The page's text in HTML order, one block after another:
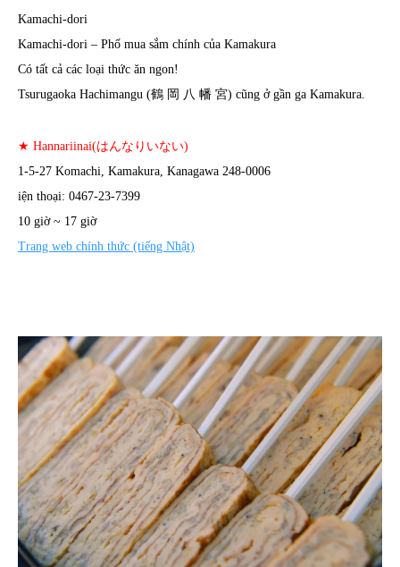
Kamachi-dori
Kamachi-dori – Phố mua sắm chính của Kamakura
Có tất cả các loại thức ăn ngon!
Tsurugaoka Hachimangu (鶴 岡 八 幡 宮) cũng ở gần ga Kamakura.
★ Hannariinai(はんなりいない)
1-5-27 Komachi, Kamakura, Kanagawa 248-0006
iện thoại: 0467-23-7399
10 giờ ~ 17 giờ
Trang web chính thức (tiếng Nhật)